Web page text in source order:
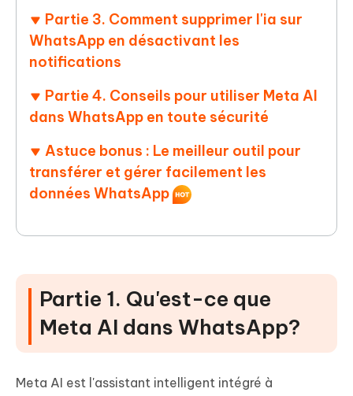
Partie 3. Comment supprimer l'ia sur
WhatsApp en désactivant les
notifications
Partie 4. Conseils pour utiliser Meta AI
dans WhatsApp en toute sécurité
Astuce bonus : Le meilleur outil pour
transférer et gérer facilement les
données WhatsApp
Partie 1. Qu'est-ce que
Meta AI dans WhatsApp?
Meta AI est l'assistant intelligent intégré à